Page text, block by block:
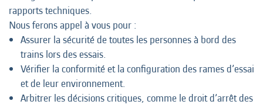
rapports techniques.
Nous ferons appel à vous pour :
Assurer la sécurité de toutes les personnes à bord des
trains lors des essais.
Vérifier la conformité et la configuration des rames d’essai
et de leur environnement.
Arbitrer les décisions critiques, comme le droit d’arrêt des